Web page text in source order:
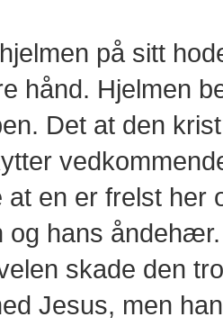
på sitt
hånd. Hjelmen
Det at den
at en er frelst her
og hans
skade den
Jesus, men